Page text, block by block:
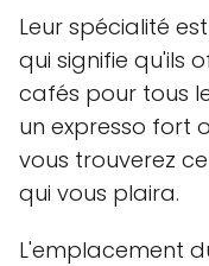
Leur spécialité
qui signifie qu'ils
cafés pour tous
un expresso fort
vous trouverez
qui vous plaira.
L'emplacement